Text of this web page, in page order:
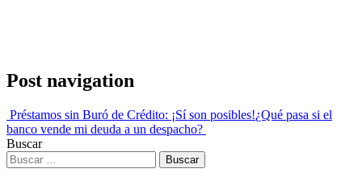
Post navigation
Préstamos sin Buró de Crédito: ¡Sí son posibles!¿Qué pasa si el
banco vende mi deuda a un despacho?
Buscar